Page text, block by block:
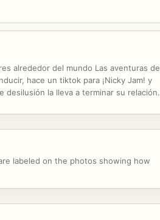
alrededor del mundo Las aventuras de
hace un tiktok para ¡Nicky Jam! y
la lleva a terminar su relación
labeled on the photos showing how